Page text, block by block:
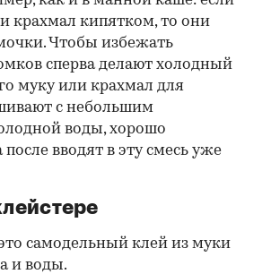
крахмал кипятком, то они
Чтобы избежать
сперва делают холодный
муку или крахмал для
с небольшим
воды, хорошо
вводят в эту смесь уже
самодельный клей из муки
и воды.